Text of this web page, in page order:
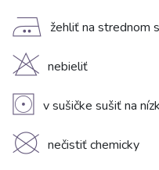
E žehliť na strednom
H nebieliť
V v sušičke sušiť na
K nečistiť chemicky